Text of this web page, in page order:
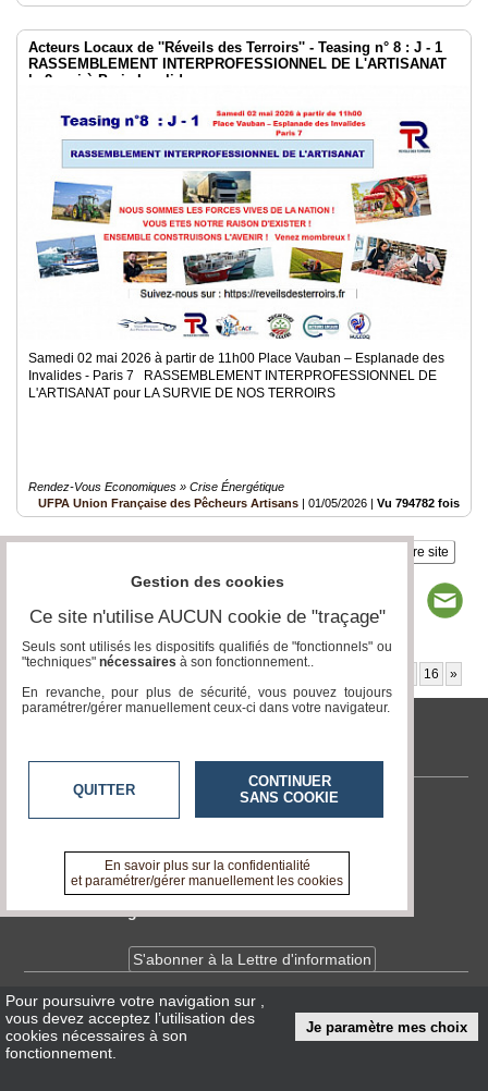
Acteurs Locaux de ''Réveils des Terroirs'' - Teasing n° 8 : J - 1
RASSEMBLEMENT INTERPROFESSIONNEL DE L'ARTISANAT
le 2 mai à Paris Invalides
Samedi 02 mai 2026 à partir de 11h00 Place Vauban – Esplanade des
Invalides - Paris 7 RASSEMBLEMENT INTERPROFESSIONNEL DE
L'ARTISANAT pour LA SURVIE DE NOS TERROIRS
Rendez-Vous Economiques » Crise Énergétique
UFPA Union Française des Pêcheurs Artisans | 01/05/2026 | Vu 794782 fois
Insérez sur votre site
16 »
tvlocale.fr
Contactez-nous
A propos de tvlocale.fr
Devenir délégué
S'abonner à la Lettre d'information
InfosCNIL/RGPD
Conditions Générales d'Utilisation
Pour poursuivre votre navigation sur
vous devez acceptez l’utilisation des
cookies nécessaires à son
fonctionnement.
Je paramètre mes choix
Gestion des cookies
Ce site n'utilise AUCUN cookie de "traçage"
Seuls sont utilisés les dispositifs qualifiés de "fonctionnels" ou
"techniques" nécessaires à son fonctionnement..
En revanche, pour plus de sécurité, vous pouvez toujours
paramétrer/gérer manuellement ceux-ci dans votre navigateur.
QUITTER
CONTINUER
SANS COOKIE
En savoir plus sur la confidentialité
et paramétrer/gérer manuellement les cookies